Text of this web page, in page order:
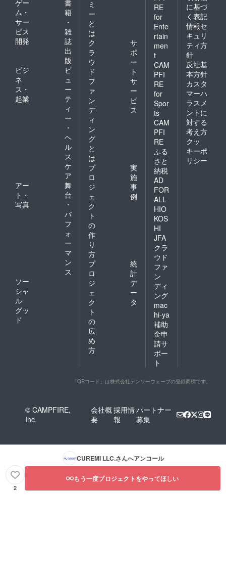
ゲー
ム・
サー
ビス
開発
書
籍
・
雑
誌
出
版
ビジ
ネ
ス・
起業
ビ
ュ
ー
テ
ィ
ー
・
ヘ
ル
ス
ケ
ア
アー
ト・
写真
舞
台
・
パ
フ
ォ
ー
マ
ン
ス
ソー
シャ
ル
グッ
ド
ミ
ー
と
は
ク
ラ
ウ
ド
フ
ァ
ン
デ
ィ
ン
グ
と
は
サ
ポ
ー
ト
サ
ー
ビ
ス
プ
ロ
ジ
ェ
ク
ト
の
作
り
方
実
施
事
例
プ
ロ
ジ
ェ
ク
ト
の
広
め
方
統
計
デ
ー
タ
RE
for
Ente
rtain
men
t
CAM
PFI
RE
for
Spor
ts
CAM
PFI
RE
ふる
さと
納税
AD
FOR
ALL
HIO
KOS
HI
JFA
クラ
ウド
ファ
ン
ディ
ング
mac
hi-ya
補助
金申
請サ
ポー
ト
に基づ
く表記
情報セ
キュリ
ティ方
針
反社基
本方針
カスタ
マーハ
ラスメ
ントに
対する
考え方
クッ
キーポ
リシー
「QRコード」は株式会社デンソーウェーブの登録商標です。
© CAMPFIRE,
Inc.
会社概
要
採用情
報
パートナー
募集
CUREMI LLC.さんへアンコール
2
もう一度プロジェクトをやってほしい